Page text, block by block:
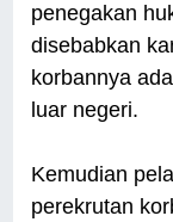
penegakan
disebabkan
korbannya
luar negeri.
Kemudian
perekrutan